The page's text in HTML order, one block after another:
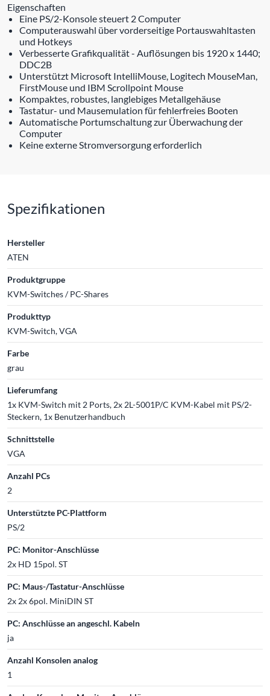
Eigenschaften
Eine PS/2-Konsole steuert 2 Computer
Computerauswahl über vorderseitige Portauswahltasten
und Hotkeys
Verbesserte Grafikqualität - Auflösungen bis 1920 x 1440;
DDC2B
Unterstützt Microsoft IntelliMouse, Logitech MouseMan,
FirstMouse und IBM Scrollpoint Mouse
Kompaktes, robustes, langlebiges Metallgehäuse
Tastatur- und Mausemulation für fehlerfreies Booten
Automatische Portumschaltung zur Überwachung der
Computer
Keine externe Stromversorgung erforderlich
Spezifikationen
Hersteller
ATEN
Produktgruppe
KVM-Switches / PC-Shares
Produkttyp
KVM-Switch, VGA
Farbe
grau
Lieferumfang
1x KVM-Switch mit 2 Ports, 2x 2L-5001P/C KVM-Kabel mit PS/2-
Steckern, 1x Benutzerhandbuch
Schnittstelle
VGA
Anzahl PCs
2
Unterstützte PC-Plattform
PS/2
PC: Monitor-Anschlüsse
2x HD 15pol. ST
PC: Maus-/Tastatur-Anschlüsse
2x 2x 6pol. MiniDIN ST
PC: Anschlüsse an angeschl. Kabeln
ja
Anzahl Konsolen analog
1